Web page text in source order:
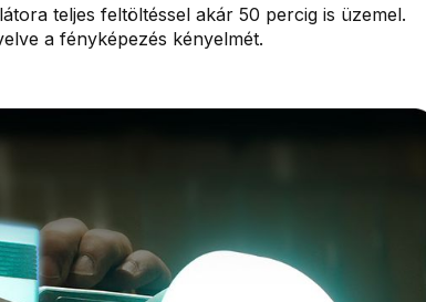
teljes feltöltéssel akár 50 percig is üzemel.
a fényképezés kényelmét.